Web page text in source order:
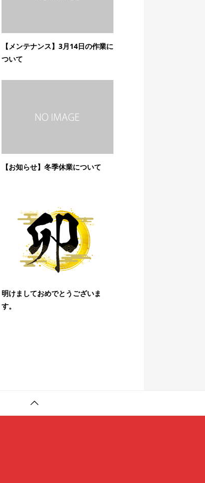
【メンテナンス】3月14日の作業に
ついて
【お知らせ】冬季休業について
明けましておめでとうございま
す。